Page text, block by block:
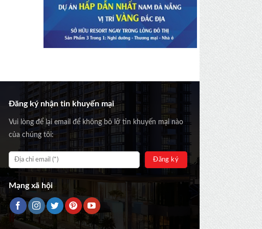
Đăng ký nhận tin khuyến mại
Vui lòng để lại email để không bỏ lỡ tin khuyến mại nào
của chúng tôi:
Mạng xã hội